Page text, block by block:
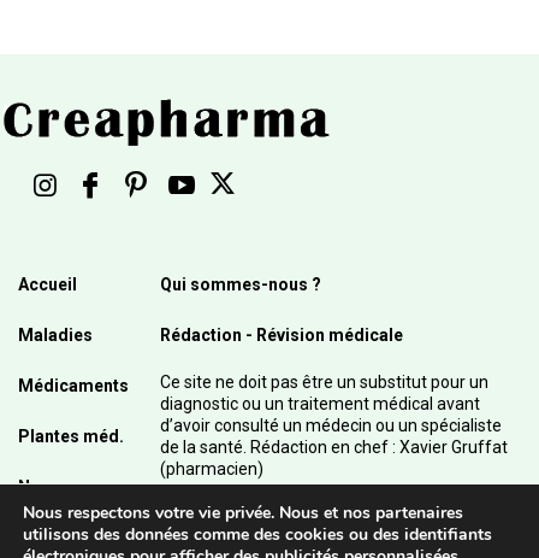
Accueil
Maladies
Médicaments
Plantes méd.
News
Qui sommes-nous ?
Rédaction - Révision médicale
Ce site ne doit pas être un substitut pour un
diagnostic ou un traitement médical avant
d’avoir consulté un médecin ou un spécialiste
de la santé. Rédaction en chef : Xavier Gruffat
(pharmacien)
© 2003 - 2026 Pharmanetis Sàrl – Tous droits
réservés / Crédits photos : Adobe Stock et
Nous respectons votre vie privée. Nous et nos partenaires
utilisons des données comme des cookies ou des identifiants